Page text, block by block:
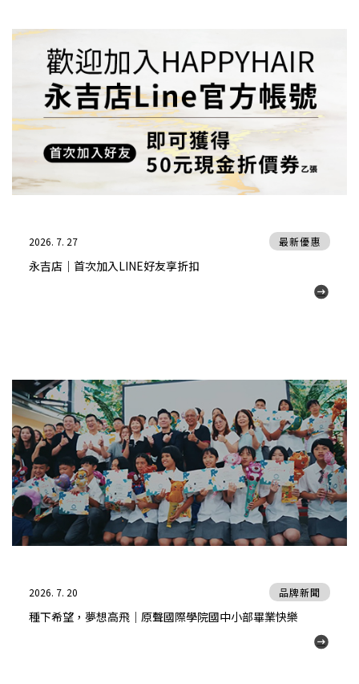
2026. 7. 27
永吉店｜首次加入LINE好友享折扣
最新優惠
2026. 7. 20
種下希望，夢想高飛｜原聲國際學院國中小部畢業快樂
品牌新聞